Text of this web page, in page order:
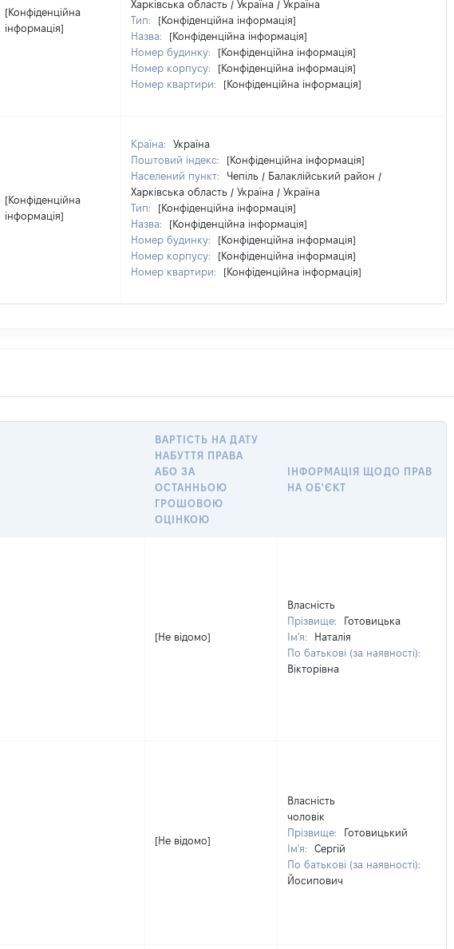
[Конфіденційна
інформація]
Харківська область / Україна / Україна
Тип:
[Конфіденційна інформація]
Назва:
[Конфіденційна інформація]
Номер будинку:
[Конфіденційна інформація]
Номер корпусу:
[Конфіденційна інформація]
Номер квартири:
[Конфіденційна інформація]
[Конфіденційна
інформація]
Країна:
Україна
Поштовий індекс:
[Конфіденційна інформація]
Населений пункт:
Чепіль / Балаклійський район /
Харківська область / Україна / Україна
Тип:
[Конфіденційна інформація]
Назва:
[Конфіденційна інформація]
Номер будинку:
[Конфіденційна інформація]
Номер корпусу:
[Конфіденційна інформація]
Номер квартири:
[Конфіденційна інформація]
ВАРТІСТЬ НА ДАТУ
НАБУТТЯ ПРАВА
АБО ЗА
ОСТАННЬОЮ
ГРОШОВОЮ
ОЦІНКОЮ
ІНФОРМАЦІЯ ЩОДО ПРАВ
НА ОБ'ЄКТ
[Не відомо]
Власність
Прізвище:
Готовицька
Ім'я:
Наталія
По батькові (за наявності):
Вікторівна
[Не відомо]
Власність
чоловік
Прізвище:
Готовицький
Ім'я:
Сергій
По батькові (за наявності):
Йосипович